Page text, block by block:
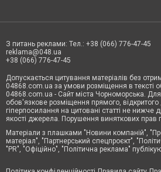
З питань реклами: Тел.: +38 (066) 776-47-45
reklama@048.ua
+38 (066) 776-47-45
Допускається цитування матеріалів без
04868.com.ua за умови розміщення в тексті
04868.com.ua - Сайт міста Чорноморська. Для
обов'язкове розміщення прямого,
гіперпосилання на цитовані статті не нижче
якості джерела. Порушення виняткових прав
Матеріали з плашками "Новини компаній",
матеріал", "Партнерський спецпроєкт",
"PR", "Офіційно", "Політична реклама"